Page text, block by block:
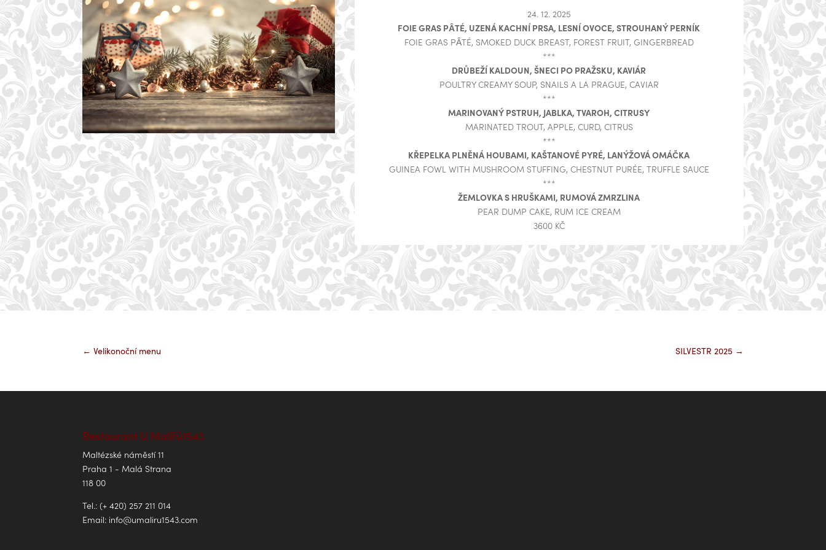
24. 12. 2025
FOIE GRAS PÂTÉ, UZENÁ KACHNÍ PRSA, LESNÍ OVOCE, STROUHANÝ PERNÍK
FOIE GRAS PÂTÉ, SMOKED DUCK BREAST, FOREST FRUIT, GINGERBREAD
***
DRŮBEŽÍ KALDOUN, ŠNECI PO PRAŽSKU, KAVIÁR
POULTRY CREAMY SOUP, SNAILS A LA PRAGUE, CAVIAR
***
MARINOVANÝ PSTRUH, JABLKA, TVAROH, CITRUSY
MARINATED TROUT, APPLE, CURD, CITRUS
***
KŘEPELKA PLNĚNÁ HOUBAMI, KAŠTANOVÉ PYRÉ, LANÝŽOVÁ OMÁČKA
GUINEA FOWL WITH MUSHROOM STUFFING, CHESTNUT PURÉE, TRUFFLE SAUCE
***
ŽEMLOVKA S HRUŠKAMI, RUMOVÁ ZMRZLINA
PEAR DUMP CAKE, RUM ICE CREAM
3600 KČ
←Velikonoční menu SILVESTR 2025 →
Restaurant U Malířů1543
Maltézské náměstí 11
Praha 1 - Malá Strana
118 00
Tel.: (+ 420) 257 211 014
Email: info@umaliru1543.com